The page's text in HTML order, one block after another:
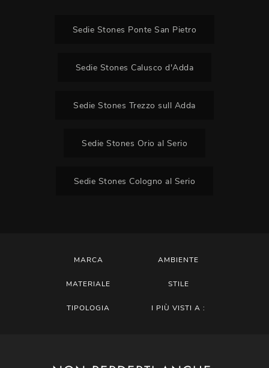
Sedie Stones Ponte San Pietro
Sedie Stones Calusco d'Adda
Sedie Stones Trezzo sull Adda
Sedie Stones Orio al Serio
Sedie Stones Cologno al Serio
MARCA AMBIENTE
MATERIALE STILE
TIPOLOGIA I PIÙ VISTI A :